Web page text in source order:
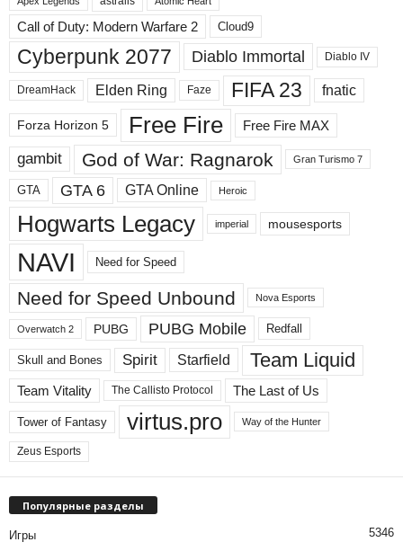
е
а
д
е
ы
Call of Duty: Modern Warfare 2 Cloud9
Cyberpunk 2077 Diablo Immortal Diablo IV
DreamHack Elden Ring Faze FIFA 23 fnatic
Forza Horizon 5 Free Fire Free Fire MAX
gambit God of War: Ragnarok Gran Turismo 7
GTA GTA 6 GTA Online Heroic
Hogwarts Legacy imperial mousesports
NAVI Need for Speed
Need for Speed ​​Unbound Nova Esports
Overwatch 2 PUBG PUBG Mobile Redfall
Skull and Bones Spirit Starfield Team Liquid
Team Vitality The Callisto Protocol The Last of Us
Tower of Fantasy virtus.pro Way of the Hunter
Zeus Esports
Популярные разделы
Игры 5346